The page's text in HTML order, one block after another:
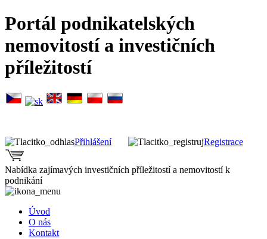
Portál podnikatelských
nemovitostí a investičních
příležitostí
Přihlášení Registrace
Nabídka zajímavých investičních příležitostí a nemovitostí k
podnikání
Úvod
O nás
Kontakt